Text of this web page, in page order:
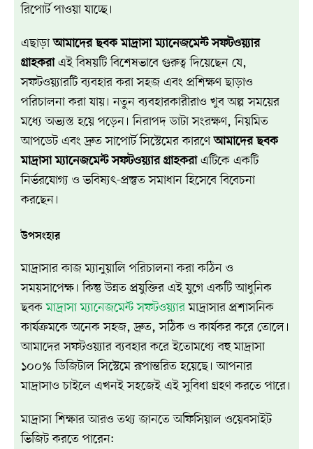
রিপোর্ট পাওয়া যাচ্ছে।
এছাড়াআমাদের ছবক মাদ্রাসা ম্যানেজমেন্ট সফটওয়্যার
গ্রাহকরাএই বিষয়টি বিশেষভাবে গুরুত্ব দিয়েছেন যে,
সফটওয়্যারটি ব্যবহার করা সহজ এবং প্রশিক্ষণ ছাড়াও
পরিচালনা করা যায়। নতুন ব্যবহারকারীরাও খুব অল্প সময়ের
মধ্যে অভ্যস্ত হয়ে পড়েন। নিরাপদ ডাটা সংরক্ষণ, নিয়মিত
আপডেট এবং দ্রুত সাপোর্ট সিস্টেমের কারণেআমাদের ছবক
মাদ্রাসা ম্যানেজমেন্ট সফটওয়্যার গ্রাহকরাএটিকে একটি
নির্ভরযোগ্য ও ভবিষ্যৎ-প্রস্তুত সমাধান হিসেবে বিবেচনা
করছেন।
উপসংহার
মাদ্রাসার কাজ ম্যানুয়ালি পরিচালনা করা কঠিন ও
সময়সাপেক্ষ। কিন্তু উন্নত প্রযুক্তির এই যুগে একটি আধুনিক
ছবকমাদ্রাসা ম্যানেজমেন্ট সফটওয়্যারমাদ্রাসার প্রশাসনিক
কার্যক্রমকে অনেক সহজ, দ্রুত, সঠিক ও কার্যকর করে তোলে।
আমাদের সফটওয়্যার ব্যবহার করে ইতোমধ্যে বহু মাদ্রাসা
১০০% ডিজিটাল সিস্টেমে রূপান্তরিত হয়েছে। আপনার
মাদ্রাসাও চাইলে এখনই সহজেই এই সুবিধা গ্রহণ করতে পারে।
মাদ্রাসা শিক্ষার আরও তথ্য জানতে অফিসিয়াল ওয়েবসাইট
ভিজিট করতে পারেন: